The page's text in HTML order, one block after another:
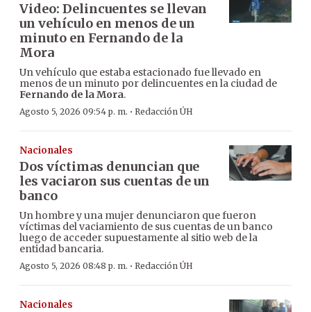
Video: Delincuentes se llevan
un vehículo en menos de un
minuto en Fernando de la
Mora
Un vehículo que estaba estacionado fue llevado en
menos de un minuto por delincuentes en la ciudad de
Fernando de la Mora.
Agosto 5, 2026 09:54 p. m. · Redacción ÚH
Nacionales
Dos víctimas denuncian que
les vaciaron sus cuentas de un
banco
Un hombre y una mujer denunciaron que fueron
víctimas del vaciamiento de sus cuentas de un banco
luego de acceder supuestamente al sitio web de la
entidad bancaria.
Agosto 5, 2026 08:48 p. m. · Redacción ÚH
Nacionales